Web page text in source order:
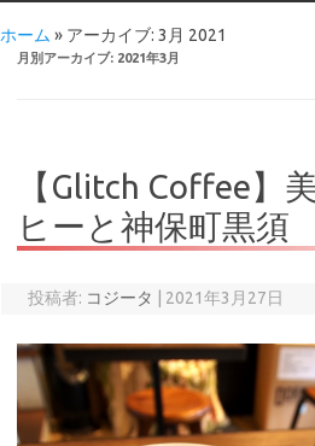
ホーム » アーカイブ: 3月 2021
月別アーカイブ: 2021年3月
【Glitch Coffee】
ヒーと神保町黒須
投稿者: コジータ 2021年3月27日